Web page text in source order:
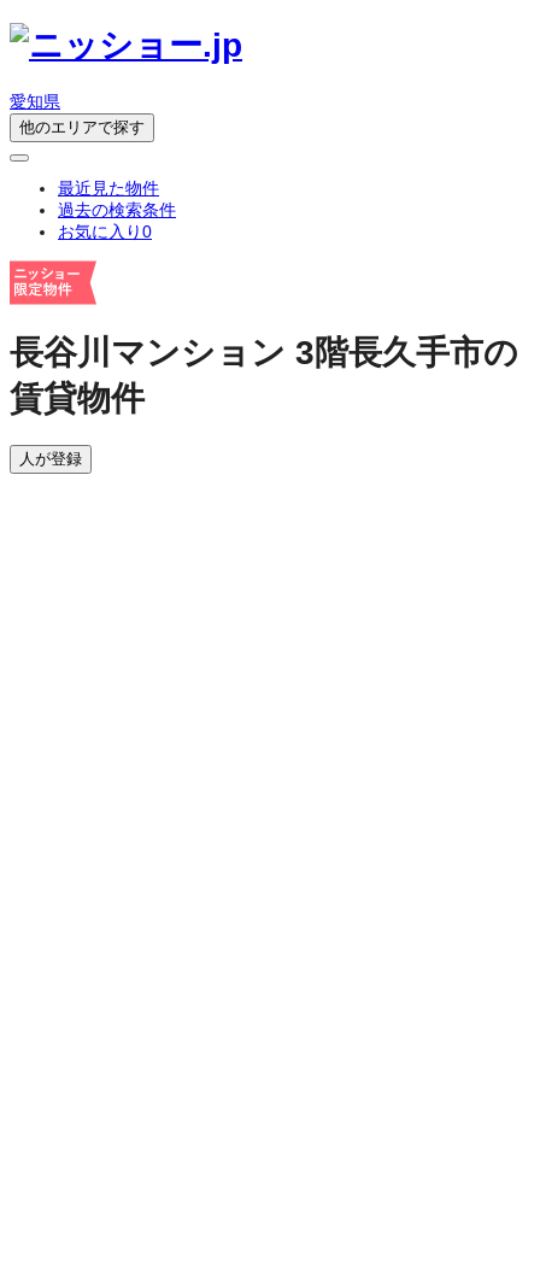
愛知県
他のエリアで探す
最近見た物件
過去の検索条件
お気に入り0
長谷川マンション 3階長久手市の
賃貸物件
人が登録